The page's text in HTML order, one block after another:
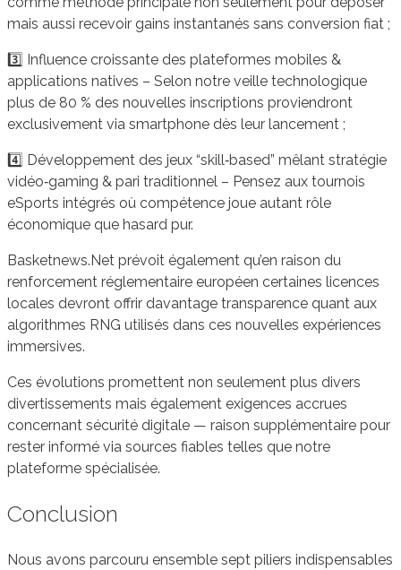
mais aussi recevoir gains instantanés sans conversion fiat ;
3️⃣ Influence croissante des plateformes mobiles &
applications natives – Selon notre veille technologique
plus de 80 % des nouvelles inscriptions proviendront
exclusivement via smartphone dès leur lancement ;
4️⃣ Développement des jeux “skill‑based” mêlant stratégie
vidéo‑gaming & pari traditionnel – Pensez aux tournois
eSports intégrés où compétence joue autant rôle
économique que hasard pur.
Basketnews.Net prévoit également qu’en raison du
renforcement réglementaire européen certaines licences
locales devront offrir davantage transparence quant aux
algorithmes RNG utilisés dans ces nouvelles expériences
immersives.
Ces évolutions promettent non seulement plus divers
divertissements mais également exigences accrues
concernant sécurité digitale — raison supplémentaire pour
rester informé via sources fiables telles que notre
plateforme spécialisée.
Conclusion
Nous avons parcouru ensemble sept piliers indispensables